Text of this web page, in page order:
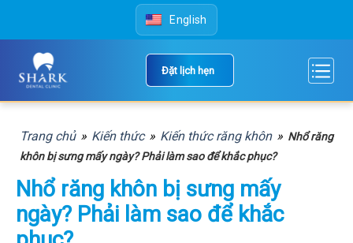
content
English
Đặt lịch hẹn
Trang chủ » Kiến thức » Kiến thức răng khôn » Nhổ răng
khôn bị sưng mấy ngày? Phải làm sao để khắc phục?
Nhổ răng khôn bị sưng mấy
ngày? Phải làm sao để khắc